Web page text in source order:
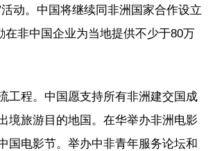
动。中国将继续同非洲国家合作设立
在非中国企业为当地提供不少于80万
工程。中国愿支持所有非洲建交国成
境旅游目的地国。在华举办非洲电影
国电影节。举办中非青年服务论坛和